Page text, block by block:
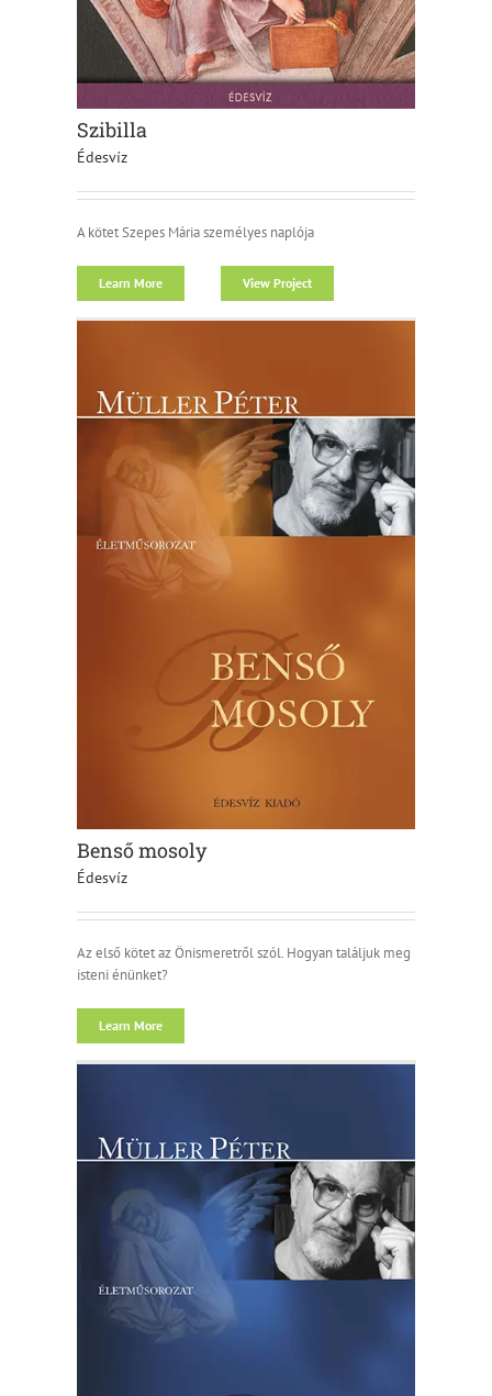
Szibilla
Édesvíz
A kötet Szepes Mária személyes naplója
Learn More View Project
Benső mosoly
Édesvíz
Az első kötet az Önismeretről szól. Hogyan találjuk meg
isteni énünket?
Learn More